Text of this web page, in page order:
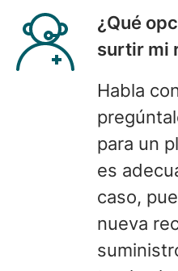
¿Qué
surtir mi
Habla
para un
es
caso,
nueva